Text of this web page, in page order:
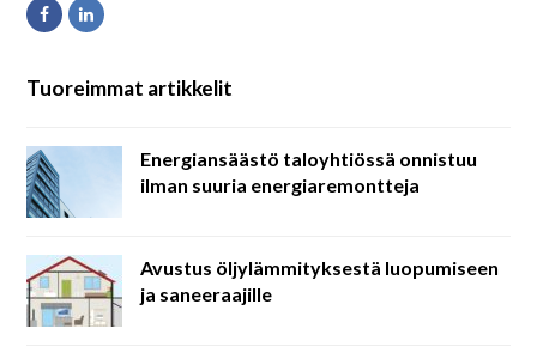
FacebookLinkedIn
Tuoreimmat artikkelit
Energiansäästö taloyhtiössä onnistuu
ilman suuria energiaremontteja
Avustus öljylämmityksestä luopumiseen
ja saneeraajille